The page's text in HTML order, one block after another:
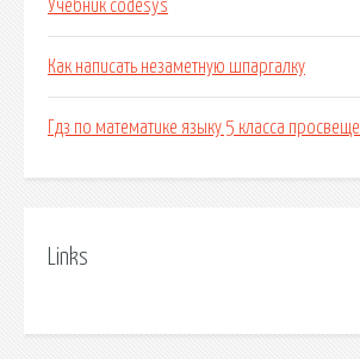
Учебник codesys
Как написать незаметную шпаргалку
Гдз по математике языку 5 класса
Links